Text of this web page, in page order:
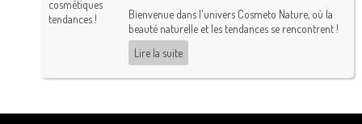
Bienvenue dans l'univers Cosmeto Nature, où la
beauté naturelle et les tendances se rencontrent !
Lire la suite